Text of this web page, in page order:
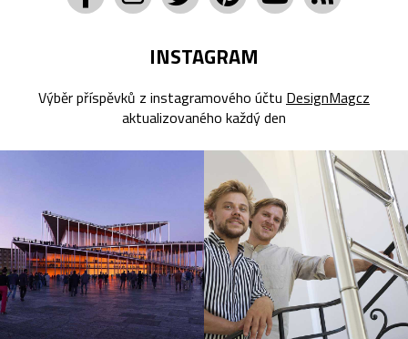
INSTAGRAM
Výběr příspěvků z instagramového účtu DesignMagcz
aktualizovaného každý den